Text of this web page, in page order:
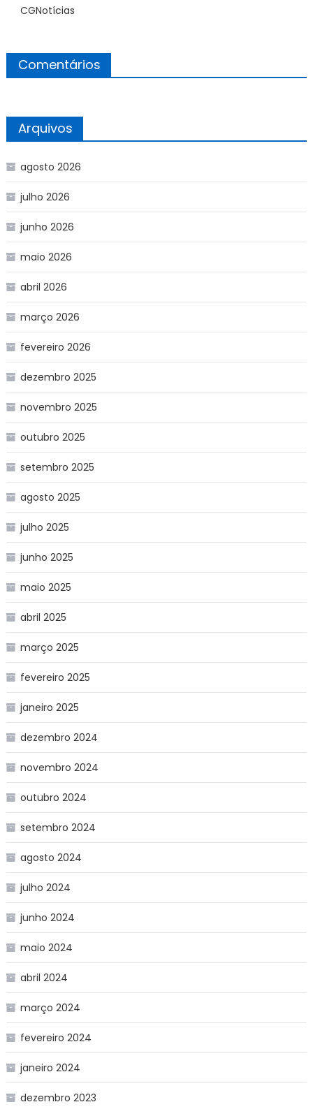
CGNotícias
Comentários
Arquivos
agosto 2026
julho 2026
junho 2026
maio 2026
abril 2026
março 2026
fevereiro 2026
dezembro 2025
novembro 2025
outubro 2025
setembro 2025
agosto 2025
julho 2025
junho 2025
maio 2025
abril 2025
março 2025
fevereiro 2025
janeiro 2025
dezembro 2024
novembro 2024
outubro 2024
setembro 2024
agosto 2024
julho 2024
junho 2024
maio 2024
abril 2024
março 2024
fevereiro 2024
janeiro 2024
dezembro 2023